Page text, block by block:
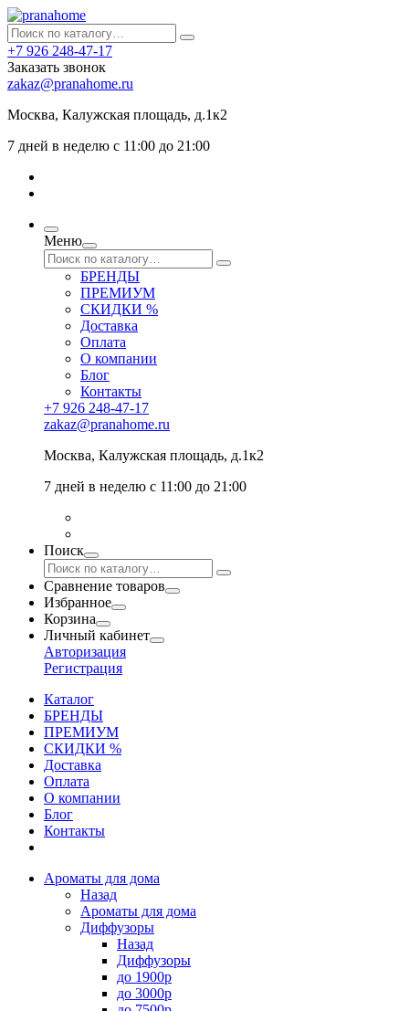
+7 926 248-47-17
Заказать звонок
zakaz@pranahome.ru
Москва, Калужская площадь, д.1к2
7 дней в неделю с 11:00 до 21:00
Меню
БРЕНДЫ
ПРЕМИУМ
СКИДКИ %
Доставка
Оплата
О компании
Блог
Контакты
+7 926 248-47-17
zakaz@pranahome.ru
Москва, Калужская площадь, д.1к2
7 дней в неделю с 11:00 до 21:00
Поиск
Сравнение товаров
Избранное
Корзина
Личный кабинет
Авторизация
Регистрация
Каталог
БРЕНДЫ
ПРЕМИУМ
СКИДКИ %
Доставка
Оплата
О компании
Блог
Контакты
Ароматы для дома
Назад
Ароматы для дома
Диффузоры
Назад
Диффузоры
до 1900р
до 3000р